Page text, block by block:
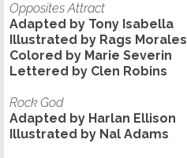
Opposites Attract
Adapted by Tony Isabella
Illustrated by Rags Morales
Colored by Marie Severin
Lettered by Clen Robins
Rock God
Adapted by Harlan Ellison
Illustrated by Nal Adams